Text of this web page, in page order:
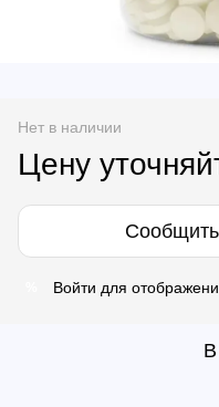
Нет в наличии
Цену
Войти для